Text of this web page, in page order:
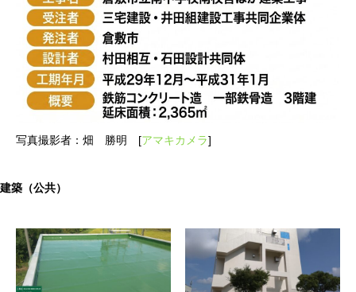
写真撮影者：畑 勝明 [アマキカメラ]
建築（公共）